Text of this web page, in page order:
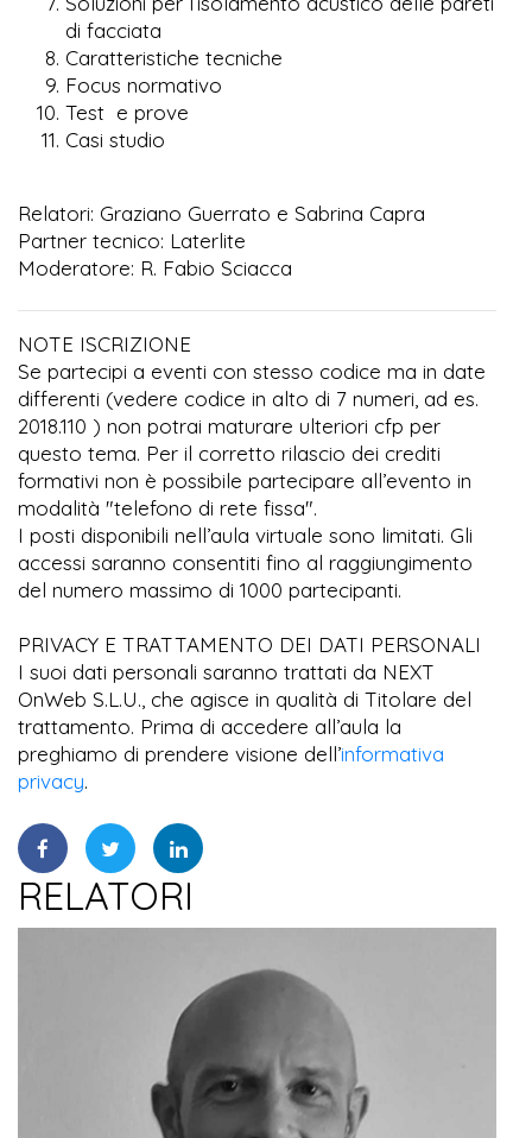
di facciata
Caratteristiche tecniche
Focus normativo
Test e prove
Casi studio
Relatori: Graziano Guerrato e Sabrina Capra
Partner tecnico: Laterlite
Moderatore: R. Fabio Sciacca
NOTE ISCRIZIONE
Se partecipi a eventi con stesso codice ma in date
differenti (vedere codice in alto di 7 numeri, ad es.
2018.110 ) non potrai maturare ulteriori cfp per
questo tema. Per il corretto rilascio dei crediti
formativi non è possibile partecipare all’evento in
modalità "telefono di rete fissa".
I posti disponibili nell’aula virtuale sono limitati. Gli
accessi saranno consentiti fino al raggiungimento
del numero massimo di 1000 partecipanti.
PRIVACY E TRATTAMENTO DEI DATI PERSONALI
I suoi dati personali saranno trattati da NEXT
OnWeb S.L.U., che agisce in qualità di Titolare del
trattamento. Prima di accedere all’aula la
preghiamo di prendere visione dell’informativa
privacy.
RELATORI